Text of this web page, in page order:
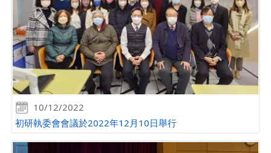
10/12/2022
初研執委會會議於2022年12月10日舉行